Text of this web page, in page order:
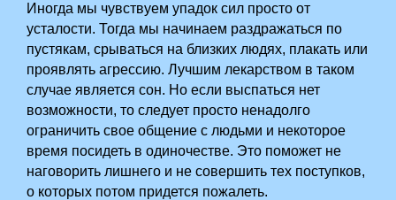
Иногда мы чувствуем упадок сил просто от
усталости. Тогда мы начинаем раздражаться по
пустякам, срываться на близких людях, плакать или
проявлять агрессию. Лучшим лекарством в таком
случае является сон. Но если выспаться нет
возможности, то следует просто ненадолго
ограничить свое общение с людьми и некоторое
время посидеть в одиночестве. Это поможет не
наговорить лишнего и не совершить тех поступков,
о которых потом придется пожалеть.